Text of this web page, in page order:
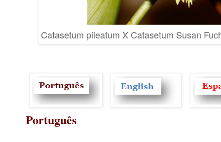
Catasetum pileatum X Catasetum Susan
Português